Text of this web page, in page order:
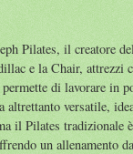
Pilates, il creatore
e la Chair,
di lavorare in
altrettanto versatile,
il Pilates
un allenamento